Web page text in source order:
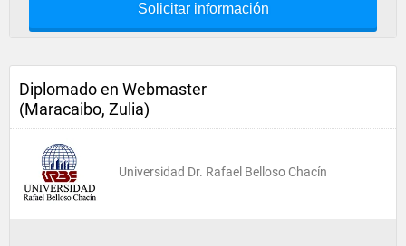
Solicitar información
Diplomado en Webmaster
(Maracaibo, Zulia)
Universidad Dr. Rafael Belloso Chacín